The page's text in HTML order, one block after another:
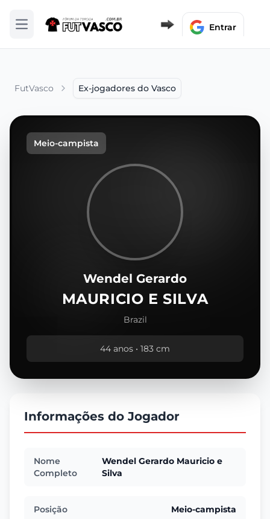
Abrir menu Entrar
FutVasco Ex-jogadores do Vasco
Meio-campista
Wendel Gerardo
MAURICIO E SILVA
Brazil
44 anos • 183 cm
Informações do Jogador
Nome
Completo
Wendel Gerardo Mauricio e
Silva
Posição Meio-campista